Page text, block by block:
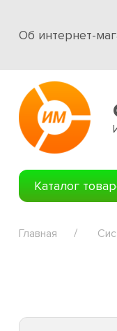
Об интернет-
Каталог
Главная